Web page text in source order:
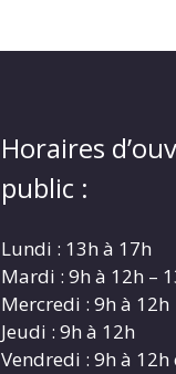
Horaires
public :
Lundi : 13h à 17h
Mardi : 9h à 12h –
Mercredi : 9h à 12h
Jeudi : 9h à 12h
Vendredi : 9h à 12h